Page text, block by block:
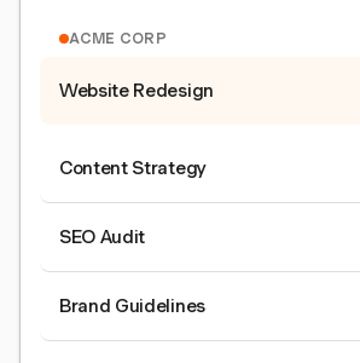
ACME CORP
Website Redesign
Content Strategy
SEO Audit
Brand Guidelines